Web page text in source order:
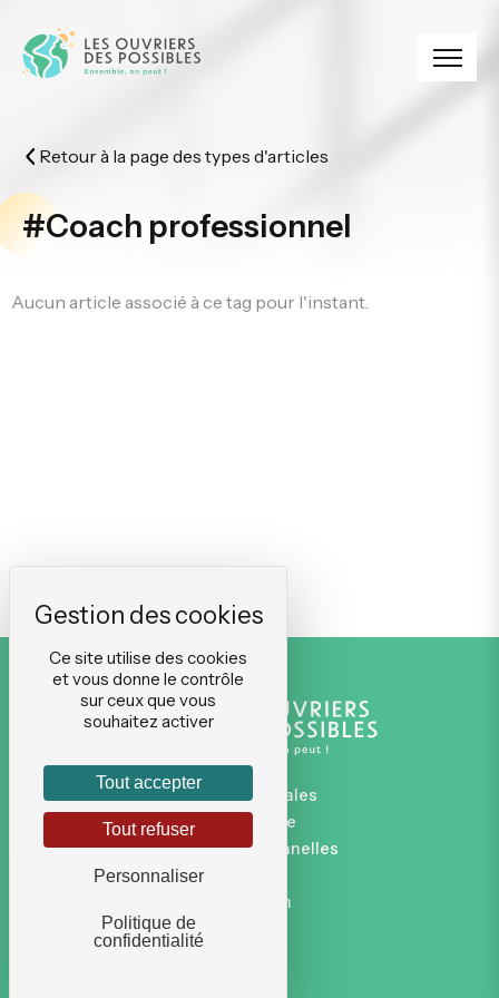
Retour à la page des types d'articles
#Coach professionnel
Aucun article associé à ce tag pour l'instant.
Mentions légales
Plan du site
Données personnelles
Connexion
Ce site utilise des cookies
et vous donne le contrôle
sur ceux que vous
souhaitez activer
Tout accepter
Tout refuser
Personnaliser
Politique de
confidentialité